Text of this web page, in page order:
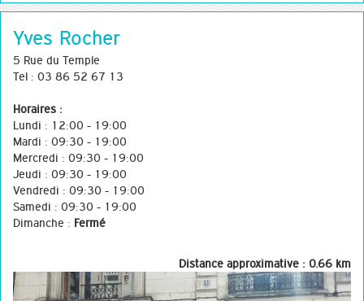
Yves Rocher
5 Rue du Temple
Tel : 03 86 52 67 13
Horaires :
Lundi : 12:00 - 19:00
Mardi : 09:30 - 19:00
Mercredi : 09:30 - 19:00
Jeudi : 09:30 - 19:00
Vendredi : 09:30 - 19:00
Samedi : 09:30 - 19:00
Dimanche : Fermé
Distance approximative : 0.66 km